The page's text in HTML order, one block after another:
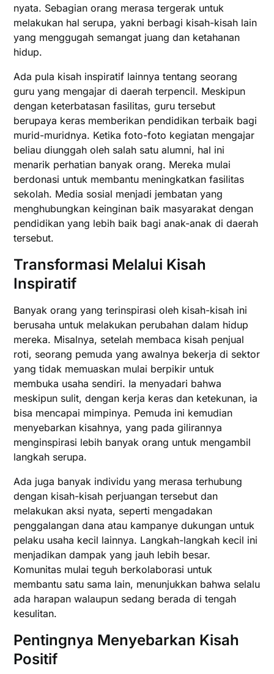
nyata. Sebagian orang merasa tergerak untuk
melakukan hal serupa, yakni berbagi kisah-kisah lain
yang menggugah semangat juang dan ketahanan
hidup.
Ada pula kisah inspiratif lainnya tentang seorang
guru yang mengajar di daerah terpencil. Meskipun
dengan keterbatasan fasilitas, guru tersebut
berupaya keras memberikan pendidikan terbaik bagi
murid-muridnya. Ketika foto-foto kegiatan mengajar
beliau diunggah oleh salah satu alumni, hal ini
menarik perhatian banyak orang. Mereka mulai
berdonasi untuk membantu meningkatkan fasilitas
sekolah. Media sosial menjadi jembatan yang
menghubungkan keinginan baik masyarakat dengan
pendidikan yang lebih baik bagi anak-anak di daerah
tersebut.
Transformasi Melalui Kisah
Inspiratif
Banyak orang yang terinspirasi oleh kisah-kisah ini
berusaha untuk melakukan perubahan dalam hidup
mereka. Misalnya, setelah membaca kisah penjual
roti, seorang pemuda yang awalnya bekerja di sektor
yang tidak memuaskan mulai berpikir untuk
membuka usaha sendiri. Ia menyadari bahwa
meskipun sulit, dengan kerja keras dan ketekunan, ia
bisa mencapai mimpinya. Pemuda ini kemudian
menyebarkan kisahnya, yang pada gilirannya
menginspirasi lebih banyak orang untuk mengambil
langkah serupa.
Ada juga banyak individu yang merasa terhubung
dengan kisah-kisah perjuangan tersebut dan
melakukan aksi nyata, seperti mengadakan
penggalangan dana atau kampanye dukungan untuk
pelaku usaha kecil lainnya. Langkah-langkah kecil ini
menjadikan dampak yang jauh lebih besar.
Komunitas mulai teguh berkolaborasi untuk
membantu satu sama lain, menunjukkan bahwa selalu
ada harapan walaupun sedang berada di tengah
kesulitan.
Pentingnya Menyebarkan Kisah
Positif